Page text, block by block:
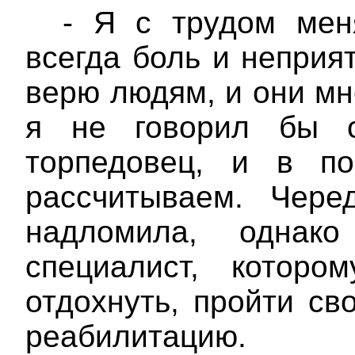
- Я с трудом
всегда боль и
верю людям, и они
я не говорил бы
торпедовец, и в
рассчитываем.
надломила,
специалист,
отдохнуть, пройти
реабилитацию.